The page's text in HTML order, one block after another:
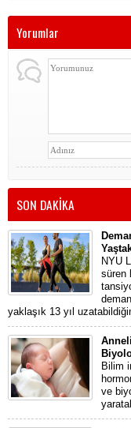
Yorumlar
SON DAKİKA
NYU
süren
yaklaşık 13 yıl
Bilim
ve